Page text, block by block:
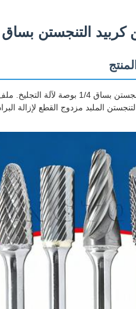
بساق طويلة 150 مم لمعالجة ثقوب